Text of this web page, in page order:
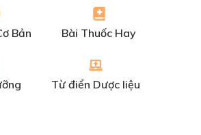
Bản Bài Thuốc Hay
Từ điển Dược liệu